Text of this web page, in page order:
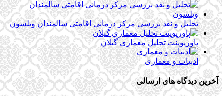
تحلیل و نقد بررسی مرکز درمانی اقامتی سالمندان ویلسون
پاورپوینت تحلیل معماري گيلان
ادبیات و معماری
آخرین دیدگاه های ارسالی